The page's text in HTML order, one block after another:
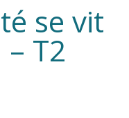
se vit
T2